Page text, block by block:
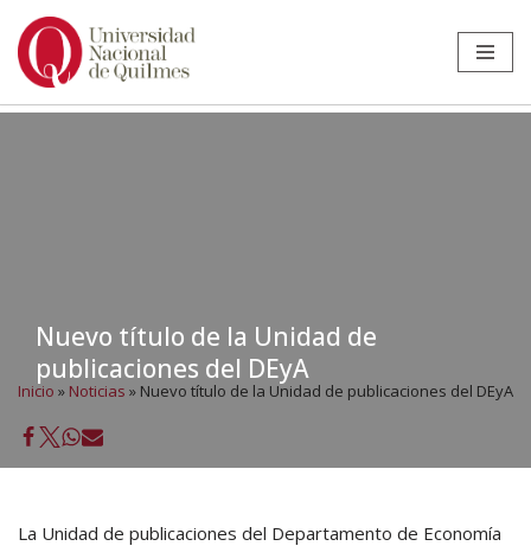
Ir
Nuevo título de la Unidad de
publicaciones del DEyA
Inicio » Noticias » Nuevo título de la Unidad de publicaciones del DEyA
La Unidad de publicaciones del Departamento de Economía